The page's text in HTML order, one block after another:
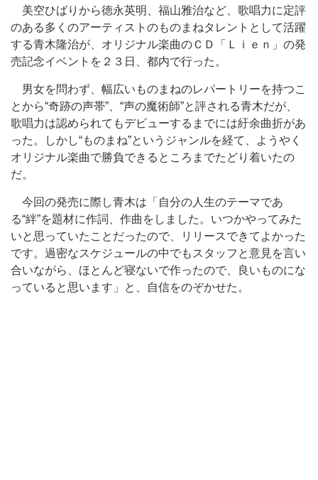
美空ひばりから徳永英明、福山雅治など、歌唱力に定評
のある多くのアーティストのものまねタレントとして活躍
する青木隆治が、オリジナル楽曲のＣＤ「Ｌｉｅｎ」の発
売記念イベントを２３日、都内で行った。
男女を問わず、幅広いものまねのレパートリーを持つこ
とから“奇跡の声帯”、“声の魔術師”と評される青木だが、
歌唱力は認められてもデビューするまでには紆余曲折があ
った。しかし“ものまね”というジャンルを経て、ようやく
オリジナル楽曲で勝負できるところまでたどり着いたの
だ。
今回の発売に際し青木は「自分の人生のテーマであ
る“絆”を題材に作詞、作曲をしました。いつかやってみた
いと思っていたことだったので、リリースできてよかった
です。過密なスケジュールの中でもスタッフと意見を言い
合いながら、ほとんど寝ないで作ったので、良いものにな
っていると思います」と、自信をのぞかせた。